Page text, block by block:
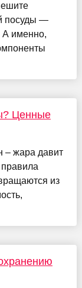
посуды —
А именно,
Ценные
– жара давит
из